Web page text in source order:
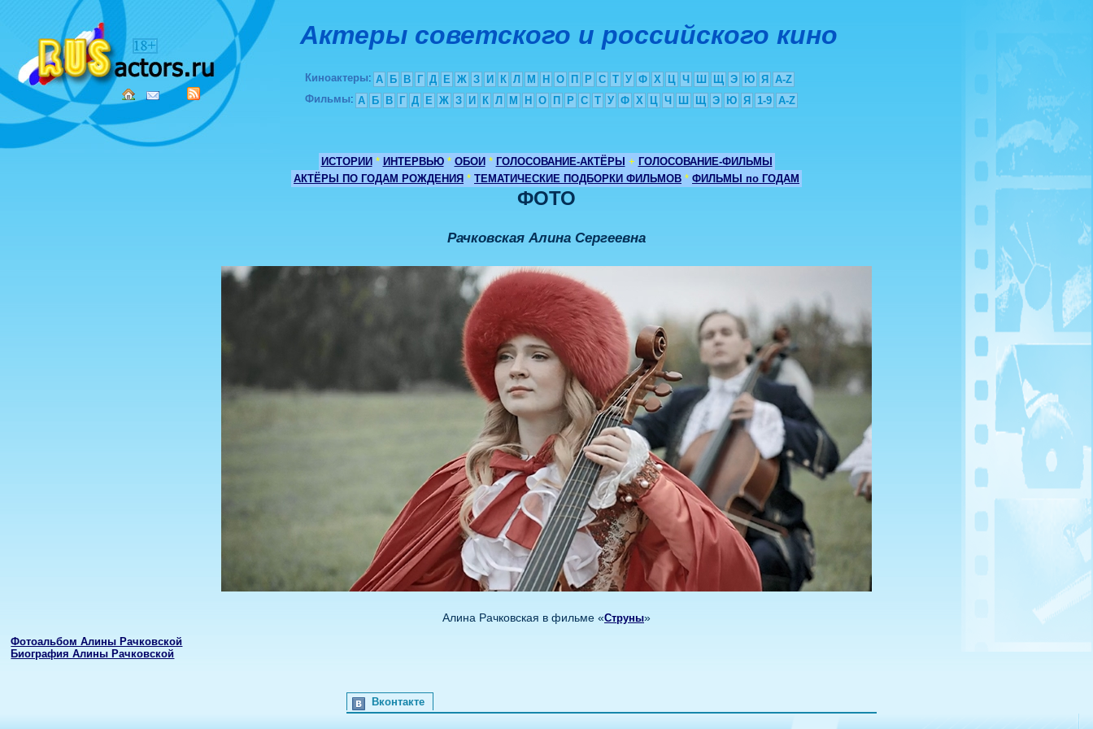
Актеры советского и российского кино
Киноактеры: А Б В Г Д Е Ж З И К Л М Н О П Р С Т У Ф Х Ц Ч Ш Щ Э Ю Я
A-Z
Фильмы: А Б В Г Д Е Ж З И К Л М Н О П Р С Т У Ф Х Ц Ч Ш Щ Э Ю Я 1-9 A-Z
ИСТОРИИ * ИНТЕРВЬЮ * ОБОИ * ГОЛОСОВАНИЕ-АКТЁРЫ + ГОЛОСОВАНИЕ-ФИЛЬМЫ
АКТЁРЫ ПО ГОДАМ РОЖДЕНИЯ * ТЕМАТИЧЕСКИЕ ПОДБОРКИ ФИЛЬМОВ * ФИЛЬМЫ по ГОДАМ
ФОТО
Рачковская Алина Сергеевна
Алина Рачковская в фильме «Струны»
Фотоальбом Алины Рачковской
Биография Алины Рачковской
Вконтакте